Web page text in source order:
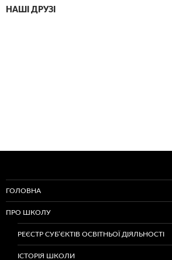
НАШІ ДРУЗІ
ГОЛОВНА
ПРО ШКОЛУ
РЕЄСТР СУБ’ЄКТІВ ОСВІТНЬОЇ ДІЯЛЬНОСТІ
ІСТОРІЯ ШКОЛИ